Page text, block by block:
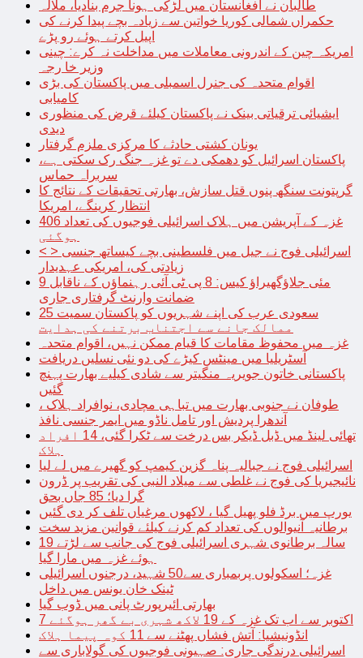
طالبان نے افغانستان میں لڑکی ہونا جرم بنادیا، ملالہ
حکمراں شمالی کوریا خواتین سے زیادہ بچے پیدا کرنے کی
اپیل کرتے ہوئے رو پڑے
امریکہ چین کے اندرونی معاملات میں مداخلت نہ کرے: چینی
وزیر خا رجہ
اقوام متحدہ کی جنرل اسمبلی میں پاکستان کی بڑی
کامیابی
ایشیائی ترقیاتی بینک نے پاکستان کیلئے قرض کی منظوری
دیدی
یونان کشتی حادثے کا مرکزی ملزم گرفتار
پاکستان اسرائیل کو دھمکی دے تو غزہ جنگ رک سکتی ہے،
سربراہ حماس
گرپتونت سنگھ پنوں قتل سازش، بھارتی تحقیقات کے نتائج کا
انتظار کرینگے، امریکا
غزہ کے آپریشن میں ہلاک اسرائیلی فوجیوں کی تعداد 406
ہوگئی
< > اسرائیلی فوج نے جیل میں فلسطینی بچے کیساتھ جنسی
زیادتی کی، امریکی عہدیدار
9 مئی جلاؤگھیراؤ کیس: 8 پی ٹی آئی رہنماؤں کے ناقابل
ضمانت وارنٹ گرفتاری جاری
سعودی عرب کی اپنے شہریوں کو پاکستان سمیت 25
ممالک جانے سے اجتناب برتنے کی ہدایت
غزہ میں محفوظ مقامات کا قیام ممکن نہیں، اقوام متحدہ
آسٹریلیا میں مینٹس کیڑے کی دو نئی نسلیں دریافت
پاکستانی خاتون جویریہ منگیتر سے شادی کیلیے بھارت پہنچ
گئیں
طوفان نے جنوبی بھارت میں تباہی مچادی، نوافراد ہلاک ،
آندھرا پردیش اور تامل ناڈو میں ایمر جنسی نافذ
تھائی لینڈ میں ڈبل ڈیکر بس درخت سے ٹکرا گئی، 14 افراد
ہلاک
اسرائیلی فوج نے جبالیہ پناہ گزین کیمپ کو گھیرے میں لے لیا
نائیجیریا کی فوج نے غلطی سے میلاد النبی کی تقریب پر ڈرون
گرا دیا؛ 85 جاں بحق
یورپ میں برڈ فلو پھیل گیا ، لاکھوں مرغیاں تلف کر دی گئیں
برطانیہ آنیوالوں کی تعداد کم کرنے کیلئے قوانین مزید سخت
19 سالہ برطانوی شہری اسرائیلی فوج کی جانب سے لڑتے
ہوئے غزہ میں مارا گیا
غزہ؛ اسکولوں پربمباری سے50 شہید، درجنوں اسرائیلی
ٹینک خان یونس میں داخل
بھارتی ائیرپورٹ پانی میں ڈوب گیا
7 اکتوبر سے اب تک غزہ کے 19 لاکھ شہری بے گھر ہوگئے
انڈونیشیا: آتش فشاں پھٹنے سے 11 کوہ پیما ہلاک
اسرائیلی درندگی جاری: صہیونی فوجیوں کی گولاباری سے